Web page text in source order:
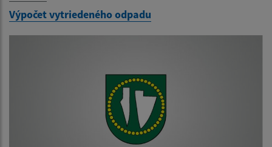
Výpočet vytriedeného odpadu